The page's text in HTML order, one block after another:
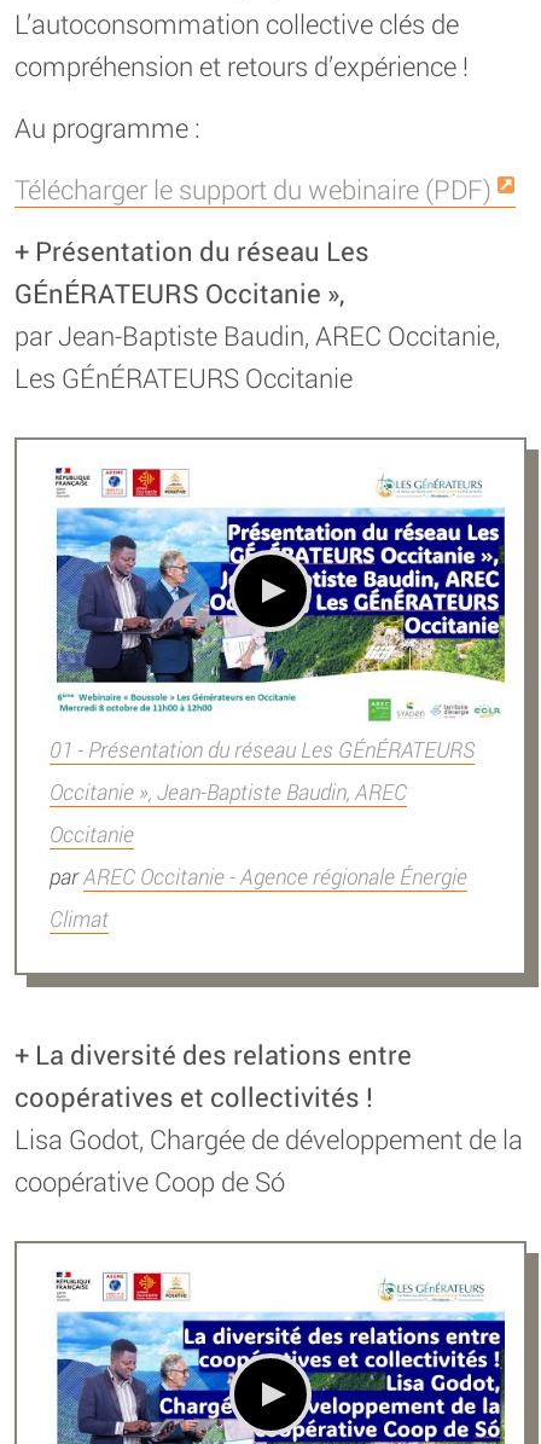
L’autoconsommation collective clés de
compréhension et retours d’expérience !
Au programme :
Télécharger le support du webinaire (PDF)
+ Présentation du réseau Les
GÉnÉRATEURS Occitanie »,
par Jean-Baptiste Baudin, AREC Occitanie,
Les GÉnÉRATEURS Occitanie
01 - Présentation du réseau Les GÉnÉRATEURS
Occitanie », Jean-Baptiste Baudin, AREC
Occitanie
parAREC Occitanie - Agence régionale Énergie
Climat
+ La diversité des relations entre
coopératives et collectivités !
Lisa Godot, Chargée de développement de la
coopérative Coop de Só